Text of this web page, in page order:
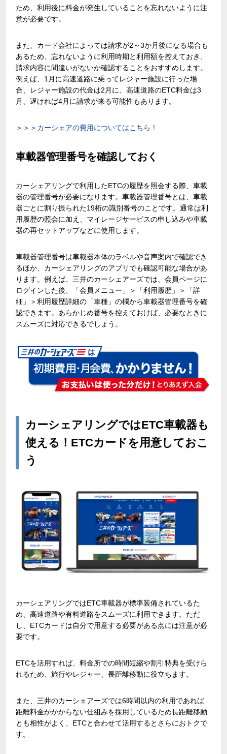
ため、利用後に料金が発生していることを忘れないように注
意が必要です。
また、カード会社によっては請求が2～3か月後になる場合も
あるため、忘れないように利用時期と利用額を控えておき、
請求内容に間違いがないか確認することをおすすめします。
例えば、1月に高速道路に乗ってレジャー施設に行った場
合、レジャー施設の代金は2月に、高速道路のETC料金は3
月、遅ければ4月に請求が来る可能性もあります。
＞＞＞ カーシェアの費用についてはこちら！
車載器管理番号を確認しておく
カーシェアリングで利用したETCの履歴を照会する際、車載
器の管理番号が必要になります。車載器管理番号とは、車載
器ごとに割り振られた19桁の識別番号のことです。通常は利
用履歴の照会に加え、マイレージサービスの申し込みや車載
器の再セットアップなどに使用します。
車載器管理番号は車載器本体のラベルや音声案内で確認でき
るほか、カーシェアリングのアプリでも確認可能な場合があ
ります。例えば、三井のカーシェアーズでは、会員ページに
ログインした後、「会員メニュー」＞「利用履歴」＞「詳
細」＞利用履歴詳細の「車種」の欄から車載器管理番号を確
認できます。あらかじめ番号を控えておけば、必要なときに
スムーズに対応できるでしょう。
カーシェアリングではETC車載器も
使える！ETCカードを用意しておこ
う
カーシェアリングではETC車載器が標準装備されているた
め、高速道路や有料道路をスムーズに利用できます。ただ
し、ETCカードは自分で用意する必要がある点には注意が必
要です。
ETCを活用すれば、料金所での時間短縮や割引特典を受けら
れるため、旅行やレジャー、長距離移動に役立ちます。
また、三井のカーシェアーズでは6時間以内の利用であれば
距離料金がかからない仕組みを採用しているため長距離移動
とも相性がよく、ETCと合わせて活用するとさらにおトクで
す。